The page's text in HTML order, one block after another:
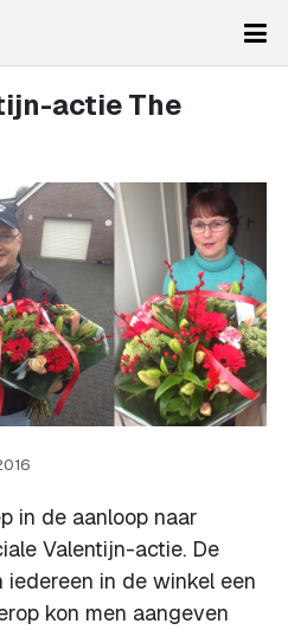
actie The
in de aanloop naar
Valentijn-actie. De
in de winkel een
kon men aangeven